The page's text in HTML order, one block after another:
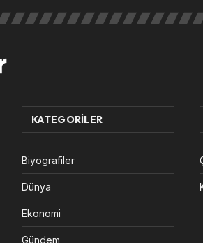
KATEGORILER
Biyografiler
Dünya
Ekonomi
Gündem